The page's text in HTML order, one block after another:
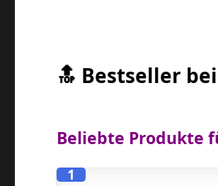
🔝 Bestseller
Beliebte Produkte
1